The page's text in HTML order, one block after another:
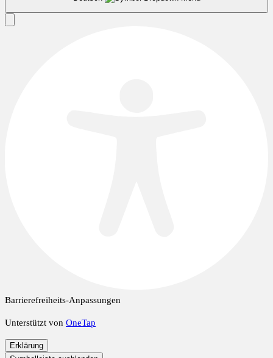
Barrierefreiheits-Anpassungen
Unterstützt von OneTap
Erklärung